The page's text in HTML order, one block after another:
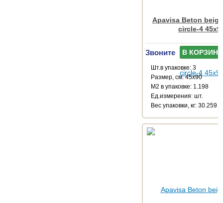
Apavisa Beton
circle-4
Звоните В КОРЗИНУ
Шт.в упаковке: 3
Размер, см: 45x90
М2 в упаковке: 1.198
Ед.измерения: шт.
Веc упаковки, кг: 30.259